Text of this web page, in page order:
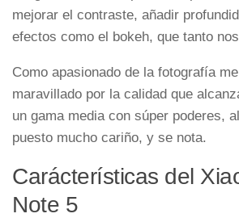
mejorar el contraste, añadir
efectos como el bokeh, que tanto
Como apasionado de la fotografía
maravillado por la calidad que
un gama media con súper poderes,
puesto mucho cariño, y se nota.
Carácterísticas del
Note 5